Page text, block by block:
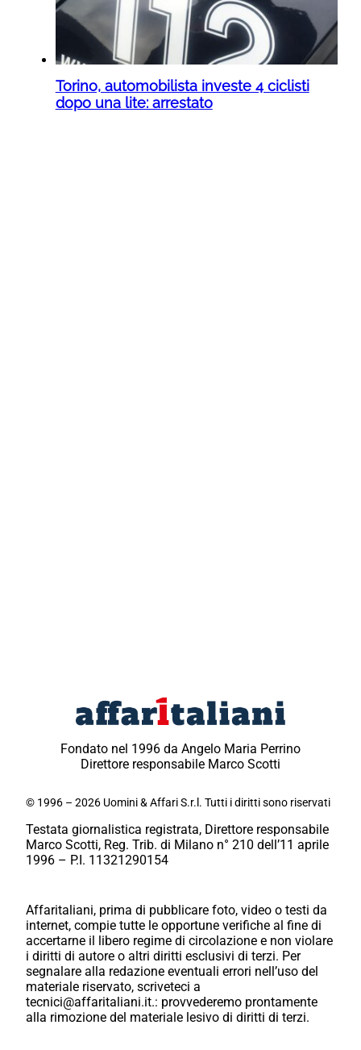
Torino, automobilista investe 4 ciclisti
dopo una lite: arrestato
Fondato nel 1996 da Angelo Maria Perrino
Direttore responsabile Marco Scotti
© 1996 – 2026 Uomini & Affari S.r.l. Tutti i diritti sono riservati
Testata giornalistica registrata, Direttore responsabile
Marco Scotti, Reg. Trib. di Milano n° 210 dell’11 aprile
1996 – P.I. 11321290154
Affaritaliani, prima di pubblicare foto, video o testi da
internet, compie tutte le opportune verifiche al fine di
accertarne il libero regime di circolazione e non violare
i diritti di autore o altri diritti esclusivi di terzi. Per
segnalare alla redazione eventuali errori nell’uso del
materiale riservato, scriveteci a
tecnici@affaritaliani.it.: provvederemo prontamente
alla rimozione del materiale lesivo di diritti di terzi.